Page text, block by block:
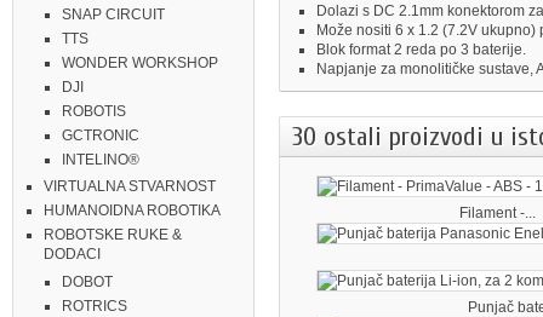
SNAP CIRCUIT
TTS
WONDER WORKSHOP
DJI
ROBOTIS
GCTRONIC
INTELINO®
VIRTUALNA STVARNOST
HUMANOIDNA ROBOTIKA
ROBOTSKE RUKE &
DODACI
DOBOT
ROTRICS
Dolazi s DC 2.1mm konektorom
Može nositi 6 x 1.2 (7.2V
Blok format 2 reda po 3 baterije.
Napjanje za monolitičke sustave,
30 ostali proizvodi u
Filament -...
Punjač